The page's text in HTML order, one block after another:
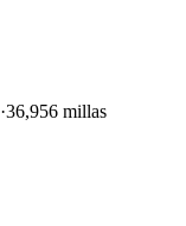
36,956 millas